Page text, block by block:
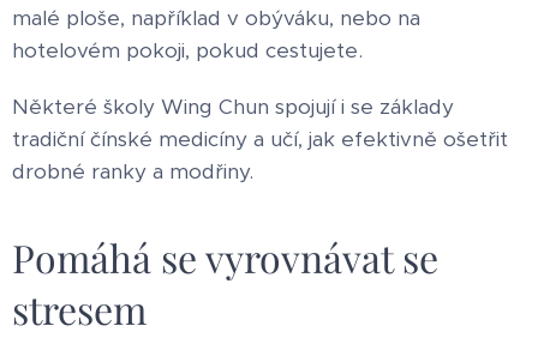
malé ploše, například v obýváku, nebo na
hotelovém pokoji, pokud cestujete.
Některé školy Wing Chun spojují i se základy
tradiční čínské medicíny a učí, jak efektivně ošetřit
drobné ranky a modřiny.
Pomáhá se vyrovnávat se
stresem